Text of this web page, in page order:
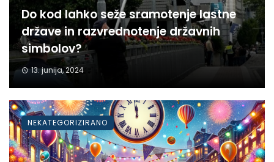
Do kod lahko seže sramotenje lastne
države in razvrednotenje državnih
simbolov?
13. junija, 2024
NEKATEGORIZIRANO